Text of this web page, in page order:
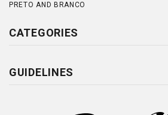
PRETO AND BRANCO
CATEGORIES
GUIDELINES